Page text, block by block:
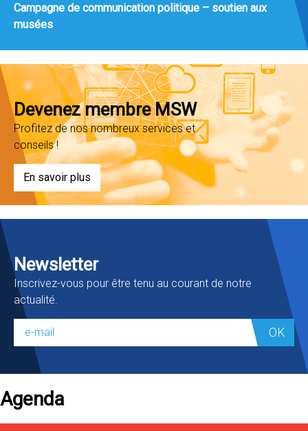
Campagne de communication politique – soutien aux
musées
Devenez membre MSW
Profitez de nos nombreux services et
conseils !
En savoir plus
Newsletter
Inscrivez-vous pour être tenu au courant de notre
actualité.
OK
Agenda